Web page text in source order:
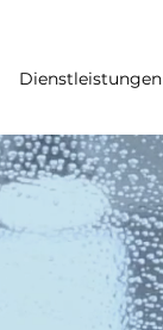
Dienstleistungen